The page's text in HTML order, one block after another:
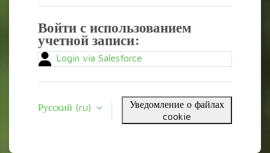
Войти с использованием
учетной записи:
Login via Salesforce
Русский ‎(ru)‎
Уведомление о файлах
cookie